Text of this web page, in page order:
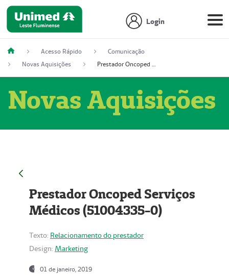
Login
Acesso Rápido
Comunicação
Novas Aquisições
Prestador Oncoped Serviços Médicos (51004335-0)
Novas Aquisições
Prestador Oncoped Serviços
Médicos (51004335-0)
Texto: Relacionamento do prestador
Design: Marketing
01 de janeiro, 2019